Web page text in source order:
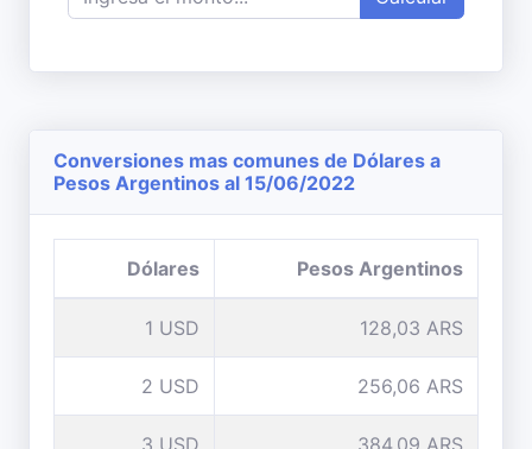
Conversiones mas comunes de Dólares a
Pesos Argentinos al 15/06/2022
Dólares Pesos Argentinos
1 USD 128,03 ARS
2 USD 256,06 ARS
3 USD 384,09 ARS